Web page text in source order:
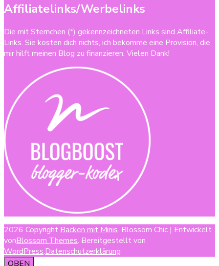
Affiliatelinks/Werbelinks
Die mit Sternchen (*) gekennzeichneten Links sind Affiliate-
Links. Sie kosten dich nichts, ich bekomme eine Provision, die
mir hilft meinen Blog zu finanzieren. Vielen Dank!
2026 Copyright Backen mit Minis. Blossom Chic | Entwickelt
vonBlossom Themes. Bereitgestellt von
WordPress.Datenschutzerklärung
OBEN